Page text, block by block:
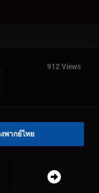
912 Views
พากย์ไทย